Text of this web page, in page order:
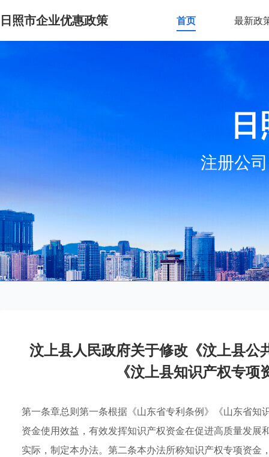
日照市企业优惠政策 首页 最新政
注册公
汶上县人民政府关于修改《汶上县
《汶上县知识产权专
第一条章总则第一条根据《山东省专利条例》《山东省
资金使用效益，有效发挥知识产权资金在促进高质量发
实际，制定本办法。第二条本办法所称知识产权专项资